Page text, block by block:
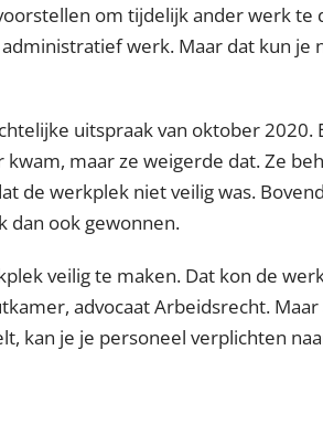
om tijdelijk ander werk te
werk. Maar dat kun je
uitspraak van oktober 2020.
maar ze weigerde dat. Ze
de werkplek niet veilig was.
dan ook gewonnen.
veilig te maken. Dat kon de
advocaat Arbeidsrecht. Maar
kan je je personeel verplichten